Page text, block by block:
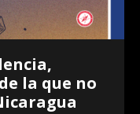
la que no